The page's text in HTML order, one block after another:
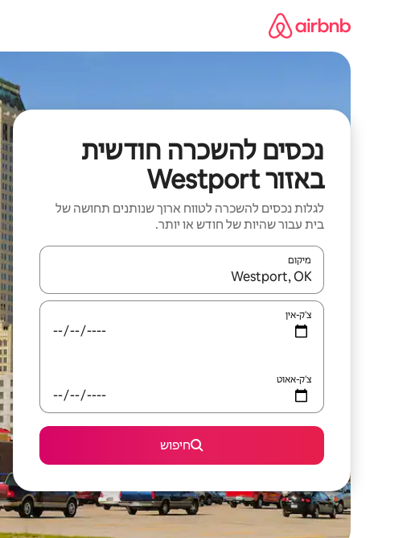
נכסים להשכרה חודשית
באזור Westport
לגלות נכסים להשכרה לטווח ארוך שנותנים תחושה של
בית עבור שהיות של חודש או יותר.
מיקום
כאשר התוצאות יהיו זמינות, יש לנווט עם מקשי החיצים למעלה ולמטה
צ'ק-אין
צ'ק-אאוט
חיפוש